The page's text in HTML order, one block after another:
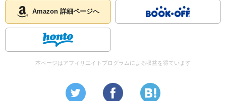
Amazon 詳細ページへ
本ページはアフィリエイトプログラムによる収益を得ています